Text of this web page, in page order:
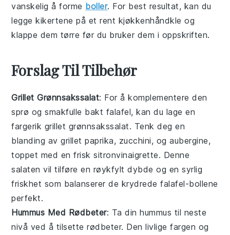
vanskelig å forme boller. For best resultat, kan du
legge kikertene på et rent kjøkkenhåndkle og
klappe dem tørre før du bruker dem i oppskriften.
Forslag Til Tilbehør
Grillet Grønnsakssalat: For å komplementere den
sprø og smakfulle bakt falafel, kan du lage en
fargerik grillet grønnsakssalat. Tenk deg en
blanding avgrillet paprika, zucchini, ogaubergine,
toppet med en frisksitronvinaigrette. Denne
salaten vil tilføre en røykfylt dybde og en syrlig
friskhet som balanserer de krydredefalafel-bollene
perfekt.
Hummus Med Rødbeter: Ta dinhummus til neste
nivå ved å tilsette rødbeter. Den livlige fargen og